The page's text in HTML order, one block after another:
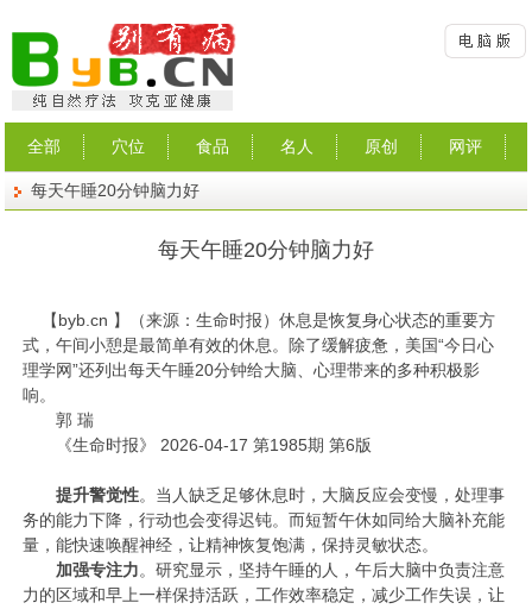
全部 穴位 食品 名人 原创 网评
每天午睡20分钟脑力好
每天午睡20分钟脑力好
【byb.cn 】（来源：生命时报）休息是恢复身心状态的重要方
式，午间小憩是最简单有效的休息。除了缓解疲惫，美国“今日心
理学网”还列出每天午睡20分钟给大脑、心理带来的多种积极影
响。
郭 瑞
《生命时报》 2026-04-17 第1985期 第6版
提升警觉性。当人缺乏足够休息时，大脑反应会变慢，处理事
务的能力下降，行动也会变得迟钝。而短暂午休如同给大脑补充能
量，能快速唤醒神经，让精神恢复饱满，保持灵敏状态。
加强专注力。研究显示，坚持午睡的人，午后大脑中负责注意
力的区域和早上一样保持活跃，工作效率稳定，减少工作失误，让